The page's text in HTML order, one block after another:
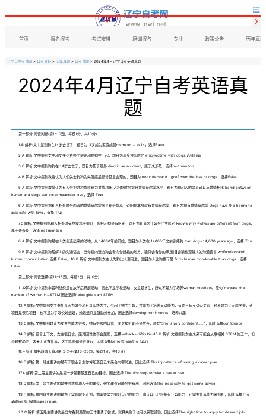

首页 报名报考 考试安排 培训报名 专业 政策公告 历年真题

辽宁自学考试网 > 自考资料 > 历年真题 > 自考试题 > 2024年4月辽宁自考英语真题
2024年4月辽宁自考英语真
题
第一部分:阅读判断(第1~10题，每题1分，共10分)
1.B 解析:文中提到狗在14岁去世了，题目为14岁成为家庭成员member ... at 14，选择False
2.A 解析:文中提到女主和丈夫花费整个假期和狗狗在一起，题目为享受快乐时光 enjoyedtime with dogs,选择True
3.C 解析:文中提到狗狗在 14岁去世了，题目为死于意外 died in an accident，属于未涉及，选择not mention
4.B 解析:文中提到教授认为人们失去狗狗的失落感是很常见且合理的，题目为 notunderstand ..grief over the loss of dogs，选择False.
5.A 解析:文中提到教授认为有人会把这种情感称为爱情,狗和人相处时会提升爱情荷尔蒙水平，题目为狗和人的联系可以与爱情相比 bond between
human and dogs can be:comparedto love，选择 True
6.A 解析:文中提到狗和人相处时会两者的爱情荷尔蒙水平都会提高，说明狗本身就有爱情荷尔蒙，题目为狗有爱情荷尔蒙 Dogs have the hormone
associate with love，选择 True
7.C 解析:文中提到狗和人相处时荷尔蒙水平提升，但狼和狗会有区别，题目为知道为什么会产生区别 knows why wolves are different from dogs，
属于未涉及，选择 not mention
8.A 解析:文中提到狗是被人类创造出来的动物，从 14000年前开始，题目为人类在 14000年之前训练狗 train dogs 14,000 years ago，选择 True
9.B 解析:文中提到狗理解人的沟通语言，当你指向远方狗会看向你所指的地方，狼只会看你的手,题目会狼也理解人的沟通语言 wolfunderstand
human communication,选择 False。10.B 解析:文中提到女主认为狗比人更可爱，题目为人比狗更可爱 finds human morelovable than dogs，选择
False
第二部分:阅读选择(第11~15题，每题2分，共10分)
11.D解析:文中提到非营利组织是在放学后开展活动，因此不是学校活动，女主是学生，所以不是为了培养woman teachers。原句“increase the
number of woman in…STEM”因此选择helps girls learn STEM
12.A 解析:文中提到女主参加是因为这个项目以实践为主，引起了她的兴趣，并非为了培养英语能力，该项目与英语没关系，也不是为了完成学业，该
项目是课后项目，也不是为了取悦她姐姐，她姐姐只是鼓励她参加，因此选择develop her interest，培养兴趣
13.C 解析:文中提到她认为女主的能力很强，她有很强的自信，面对挫折都不会放弃，原句“She is very confident……”，因此选择confidence
14.B 解析:结合上下文，女主很自信，面对困难也不会屈服，选择setbacks-difficulties15.B 解析:文章提到女主未来可能会从事相关 STEM 的工作，但
不是被局限，未来无论做什么，这个影响都会很深远，因此选择benefitherinthe future
第三部分:概括段落大意和补全句子(第16~25题，每题1分，共10分)
16.E 解析:第一段主要讲的是有了职业计划你将知道自己未来会向哪前进，因此选择 Theimportance of having a career plan.
17.A 解析:第二段主要讲的是第一步是要确定自己的目标，因此选择 The first step tomake a career plan
18.D 解析:第三段主要讲的是要寻求成功人士的建议，他的建议可能会很有用，因此选择The necessity to get some advise.
19.F 解析:第四段主要讲的是为了实现职业计划，你需要努力提升自己的能力，确认自己已经拥有什么能力，还需要什么能力来弥补，因此选择The
abilities to fulfillacareer plan.
20.C 解析:第五段主要讲的是当你看到渴望的工作要勇于尝试，就算失败了也可以获取经验，因此选择The right time to apply for desired job